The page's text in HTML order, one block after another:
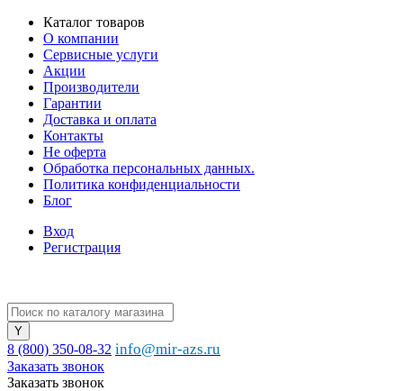
Каталог товаров
О компании
Сервисные услуги
Акции
Производители
Гарантии
Доставка и оплата
Контакты
Не оферта
Обработка персональных данных.
Политика конфиденциальности
Блог
Вход
Регистрация
8 (800) 350-08-32 info@mir-azs.ru
Заказать звонок
Заказать звонок